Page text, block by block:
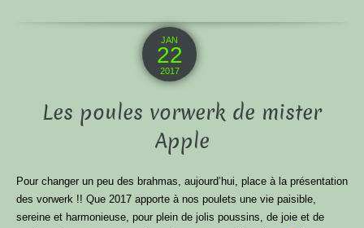
JAN
22
2017
Les poules vorwerk de mister
Apple
Pour changer un peu des brahmas, aujourd’hui, place à la présentation
des vorwerk !! Que 2017 apporte à nos poulets une vie paisible,
sereine et harmonieuse, pour plein de jolis poussins, de joie et de